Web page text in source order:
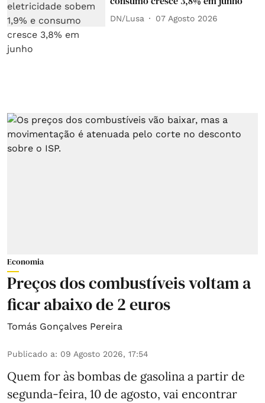
DN/Lusa 07 Agosto 2026
Economia
Preços dos combustíveis voltam a
ficar abaixo de 2 euros
Tomás Gonçalves Pereira
Publicado a: 09 Agosto 2026, 17:54
Quem for às bombas de gasolina a partir de
segunda-feira, 10 de agosto, vai encontrar